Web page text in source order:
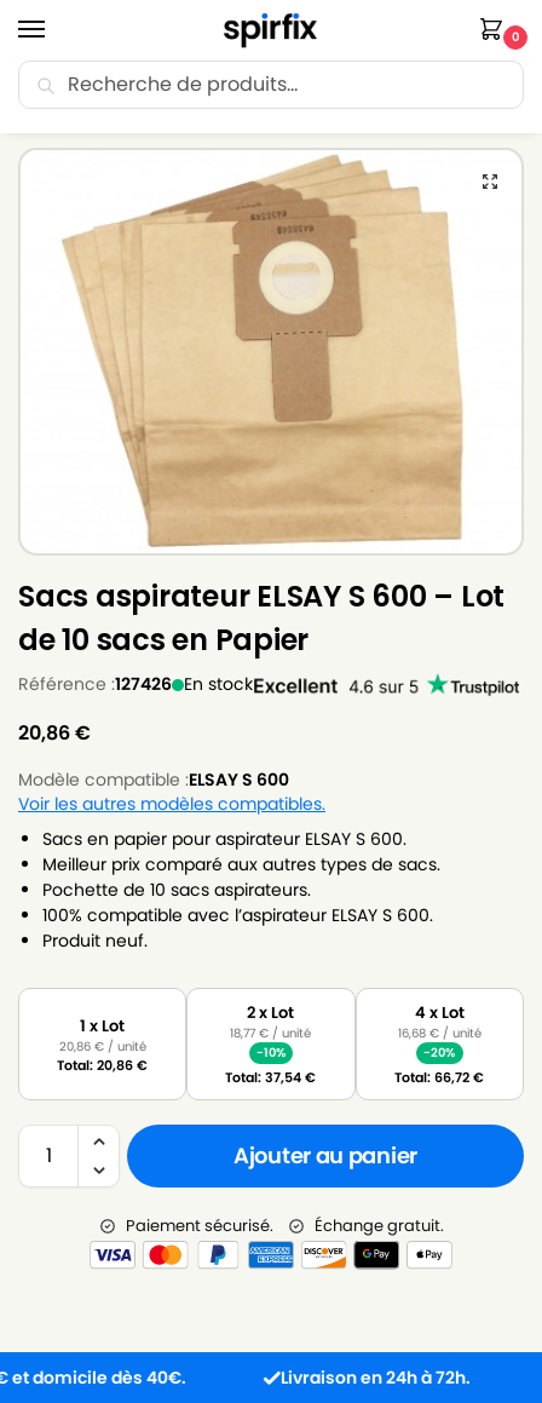
0
🚚 Livraison Point Relais offerte dès 30€ d’achat.
Sacs aspirateur ELSAY S 600 – Lot
de 10 sacs en Papier
Référence :127426 En stock
20,86€
Modèle compatible :ELSAY S 600
Voir les autres modèles compatibles.
Sacs en papier pour aspirateur ELSAY S 600.
Meilleur prix comparé aux autres types de sacs.
Pochette de 10 sacs aspirateurs.
100% compatible avec l’aspirateur ELSAY S 600.
Produit neuf.
1 x Lot
20,86 €/ unité
Total:20,86€
2 x Lot
18,77€ / unité
-10%
Total:37,54€
4 x Lot
16,68 €/ unité
-20%
Total:66,72€
Ajouter au panier
Paiement sécurisé. Échange gratuit.
dès 40€. Livraison en 24h à 72h.